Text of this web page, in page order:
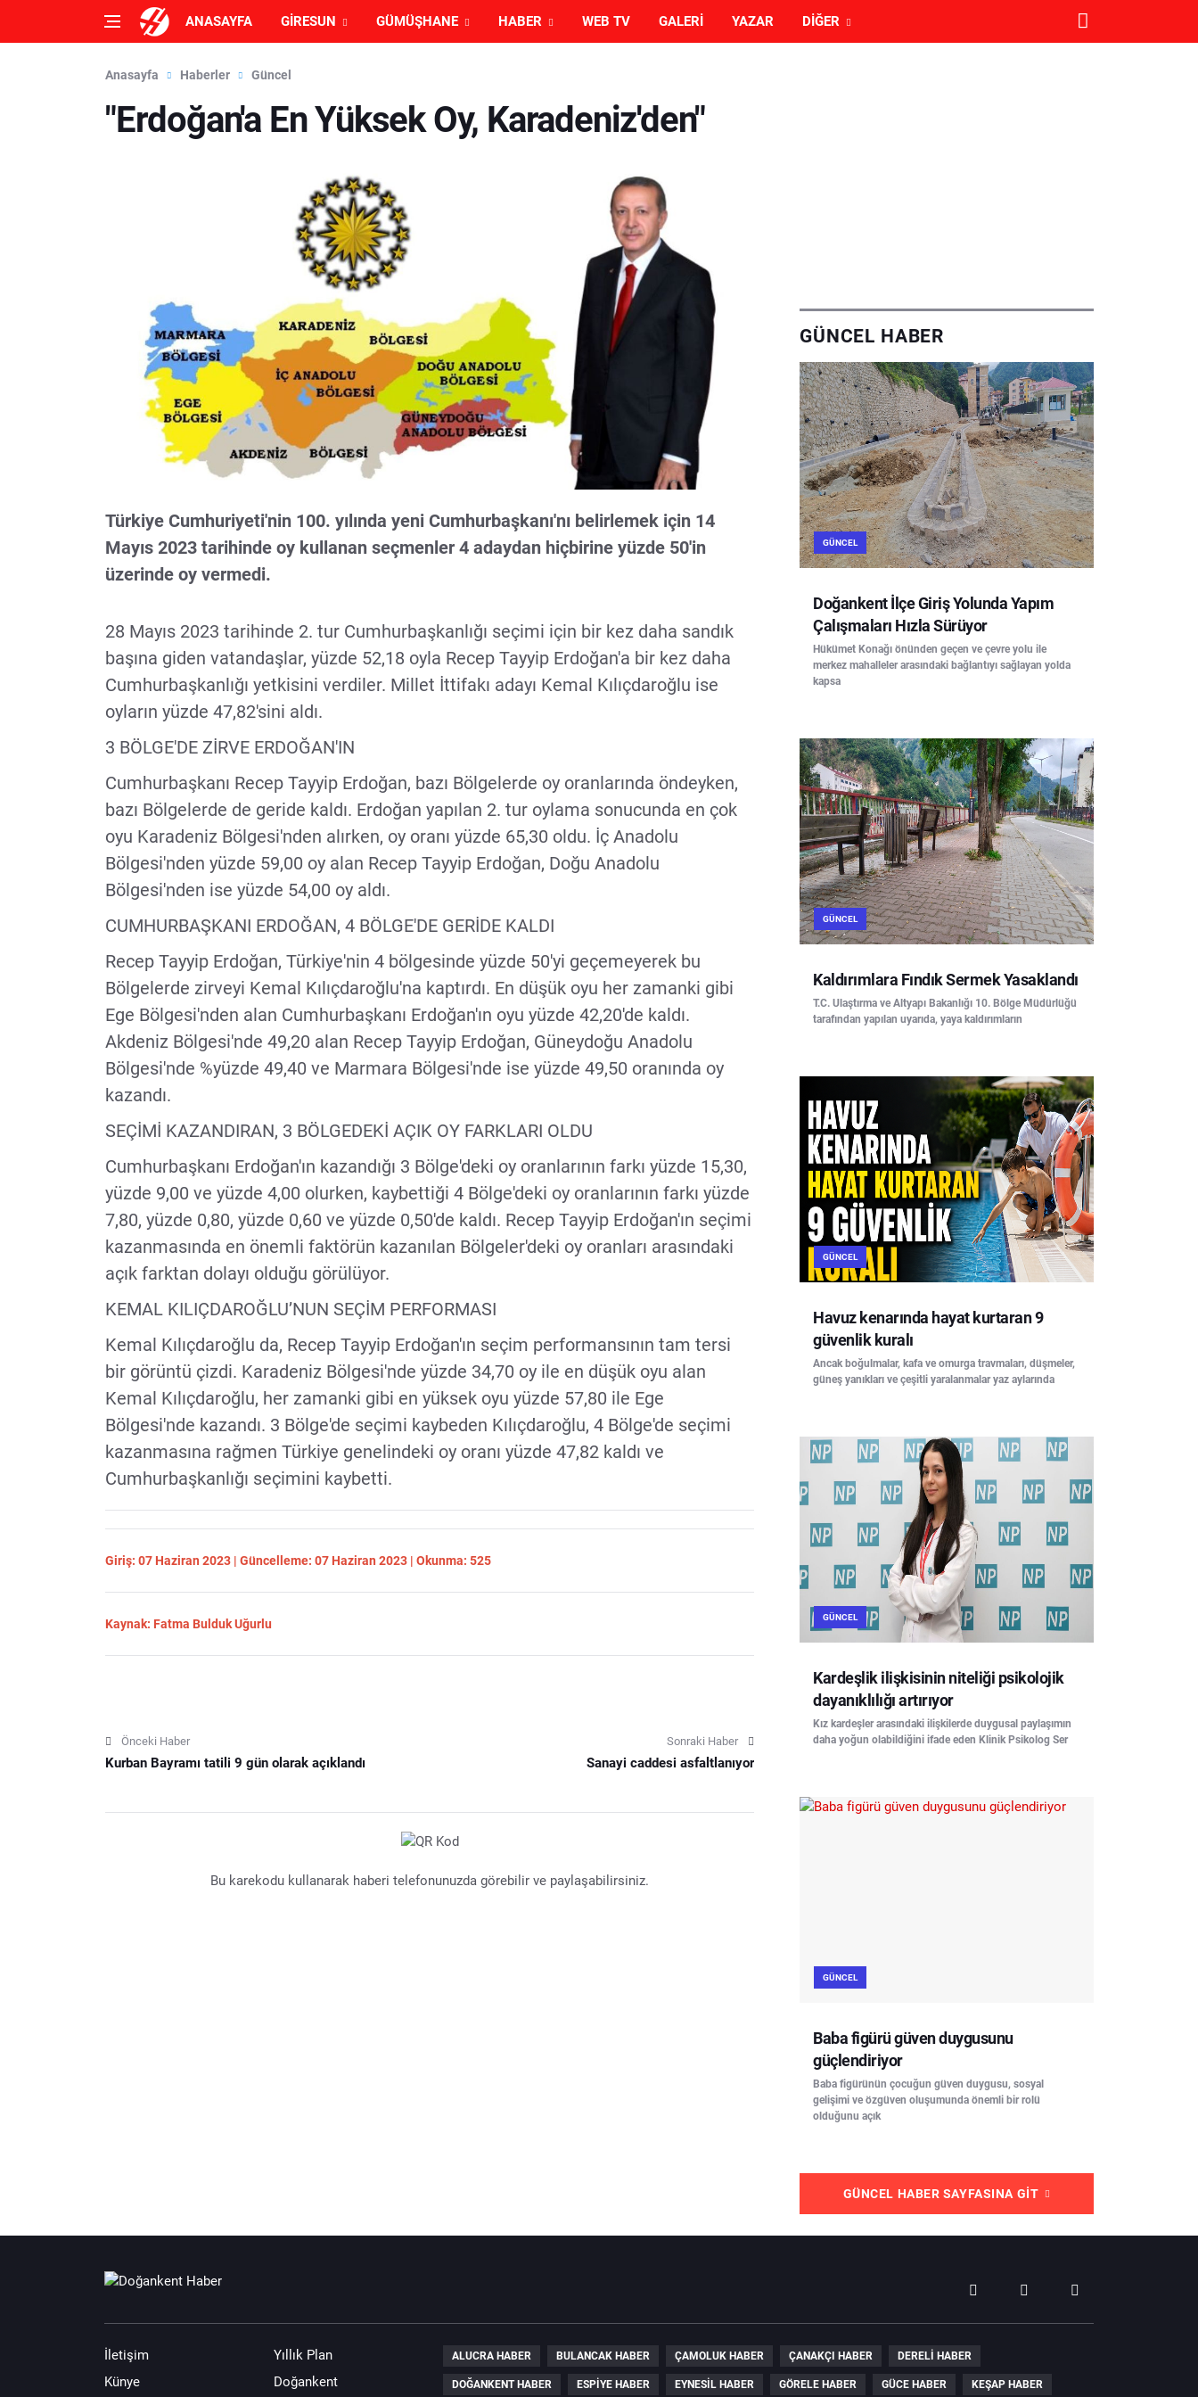
ANASAYFA GIRESUN GÜMÜŞHANE HABER WEB TV GALERI YAZAR DIĞER
Anasayfa Haberler Güncel
"Erdoğan'a En Yüksek Oy, Karadeniz'den"
Türkiye Cumhuriyeti'nin 100. yılında yeni Cumhurbaşkanı'nı belirlemek için 14
Mayıs 2023 tarihinde oy kullanan seçmenler 4 adaydan hiçbirine yüzde 50'in
üzerinde oy vermedi.
28 Mayıs 2023 tarihinde 2. tur Cumhurbaşkanlığı seçimi için bir kez daha sandık
başına giden vatandaşlar, yüzde 52,18 oyla Recep Tayyip Erdoğan'a bir kez daha
Cumhurbaşkanlığı yetkisini verdiler. Millet İttifakı adayı Kemal Kılıçdaroğlu ise
oyların yüzde 47,82'sini aldı.
3 BÖLGE'DE ZİRVE ERDOĞAN'IN
Cumhurbaşkanı Recep Tayyip Erdoğan, bazı Bölgelerde oy oranlarında öndeyken,
bazı Bölgelerde de geride kaldı. Erdoğan yapılan 2. tur oylama sonucunda en çok
oyu Karadeniz Bölgesi'nden alırken, oy oranı yüzde 65,30 oldu. İç Anadolu
Bölgesi'nden yüzde 59,00 oy alan Recep Tayyip Erdoğan, Doğu Anadolu
Bölgesi'nden ise yüzde 54,00 oy aldı.
CUMHURBAŞKANI ERDOĞAN, 4 BÖLGE'DE GERİDE KALDI
Recep Tayyip Erdoğan, Türkiye'nin 4 bölgesinde yüzde 50'yi geçemeyerek bu
Bölgelerde zirveyi Kemal Kılıçdaroğlu'na kaptırdı. En düşük oyu her zamanki gibi
Ege Bölgesi'nden alan Cumhurbaşkanı Erdoğan'ın oyu yüzde 42,20'de kaldı.
Akdeniz Bölgesi'nde 49,20 alan Recep Tayyip Erdoğan, Güneydoğu Anadolu
Bölgesi'nde %yüzde 49,40 ve Marmara Bölgesi'nde ise yüzde 49,50 oranında oy
kazandı.
SEÇİMİ KAZANDIRAN, 3 BÖLGEDEKİ AÇIK OY FARKLARI OLDU
Cumhurbaşkanı Erdoğan'ın kazandığı 3 Bölge'deki oy oranlarının farkı yüzde 15,30,
yüzde 9,00 ve yüzde 4,00 olurken, kaybettiği 4 Bölge'deki oy oranlarının farkı yüzde
7,80, yüzde 0,80, yüzde 0,60 ve yüzde 0,50'de kaldı. Recep Tayyip Erdoğan'ın seçimi
kazanmasında en önemli faktörün kazanılan Bölgeler'deki oy oranları arasındaki
açık farktan dolayı olduğu görülüyor.
KEMAL KILIÇDAROĞLU’NUN SEÇİM PERFORMASI
Kemal Kılıçdaroğlu da, Recep Tayyip Erdoğan'ın seçim performansının tam tersi
bir görüntü çizdi. Karadeniz Bölgesi'nde yüzde 34,70 oy ile en düşük oyu alan
Kemal Kılıçdaroğlu, her zamanki gibi en yüksek oyu yüzde 57,80 ile Ege
Bölgesi'nde kazandı. 3 Bölge'de seçimi kaybeden Kılıçdaroğlu, 4 Bölge'de seçimi
kazanmasına rağmen Türkiye genelindeki oy oranı yüzde 47,82 kaldı ve
Cumhurbaşkanlığı seçimini kaybetti.
Giriş: 07 Haziran 2023 | Güncelleme: 07 Haziran 2023 | Okunma: 525
Kaynak: Fatma Bulduk Uğurlu
Önceki Haber
Kurban Bayramı tatili 9 gün olarak açıklandı
Sonraki Haber
Sanayi caddesi asfaltlanıyor
Bu karekodu kullanarak haberi telefonunuzda görebilir ve paylaşabilirsiniz.
GÜNCEL HABER
GÜNCEL
Doğankent İlçe Giriş Yolunda Yapım
Çalışmaları Hızla Sürüyor
Hükümet Konağı önünden geçen ve çevre yolu ile
merkez mahalleler arasındaki bağlantıyı sağlayan yolda
kapsa
GÜNCEL
Kaldırımlara Fındık Sermek Yasaklandı
T.C. Ulaştırma ve Altyapı Bakanlığı 10. Bölge Müdürlüğü
tarafından yapılan uyarıda, yaya kaldırımların
GÜNCEL
Havuz kenarında hayat kurtaran 9
güvenlik kuralı
Ancak boğulmalar, kafa ve omurga travmaları, düşmeler,
güneş yanıkları ve çeşitli yaralanmalar yaz aylarında
GÜNCEL
Kardeşlik ilişkisinin niteliği psikolojik
dayanıklılığı artırıyor
Kız kardeşler arasındaki ilişkilerde duygusal paylaşımın
daha yoğun olabildiğini ifade eden Klinik Psikolog Ser
GÜNCEL
Baba figürü güven duygusunu
güçlendiriyor
Baba figürünün çocuğun güven duygusu, sosyal
gelişimi ve özgüven oluşumunda önemli bir rolü
olduğunu açık
GÜNCEL HABER SAYFASINA GIT
İletişim
Künye
Yıllık Plan
Doğankent
ALUCRA HABER BULANCAK HABER ÇAMOLUK HABER ÇANAKÇI HABER DERELI HABER
DOĞANKENT HABER ESPIYE HABER EYNESIL HABER GÖRELE HABER GÜCE HABER KEŞAP HABER